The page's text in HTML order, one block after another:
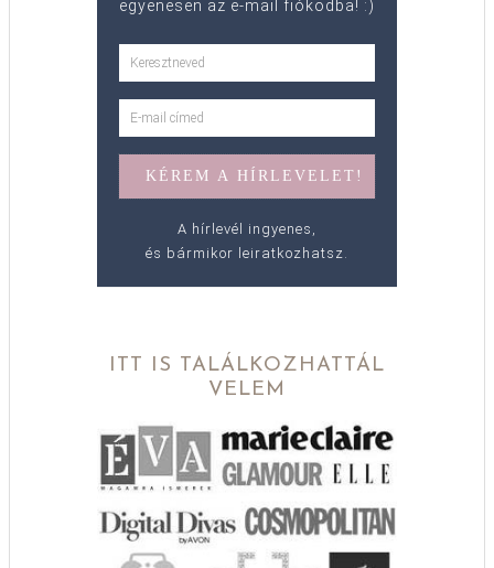
egyenesen az e-mail fiókodba! :)
A hírlevél ingyenes,
és bármikor leiratkozhatsz.
ITT IS TALÁLKOZHATTÁL
VELEM